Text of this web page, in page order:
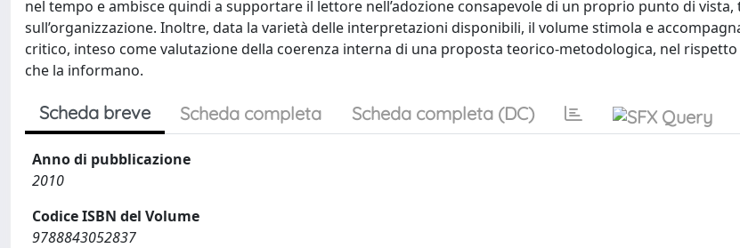
nel tempo e ambisce quindi a supportare il lettore nell’adozione consapevole di un proprio punto di
sull’organizzazione. Inoltre, data la varietà delle interpretazioni disponibili, il volume stimola e
critico, inteso come valutazione della coerenza interna di una proposta teorico-metodologica, nel
che la informano.
Scheda breve Scheda completa Scheda completa (DC)
Anno di pubblicazione
2010
Codice ISBN del Volume
9788843052837